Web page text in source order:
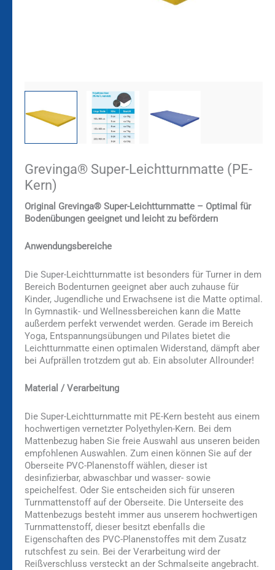
Grevinga® Super-Leichtturnmatte (PE-
Kern)
Original Grevinga® Super-Leichtturnmatte – Optimal für
Bodenübungen geeignet und leicht zu befördern
Anwendungsbereiche
Die Super-Leichtturnmatte ist besonders für Turner in dem
Bereich Bodenturnen geeignet aber auch zuhause für
Kinder, Jugendliche und Erwachsene ist die Matte optimal.
In Gymnastik- und Wellnessbereichen kann die Matte
außerdem perfekt verwendet werden. Gerade im Bereich
Yoga, Entspannungsübungen und Pilates bietet die
Leichtturnmatte einen optimalen Widerstand, dämpft aber
bei Aufprällen trotzdem gut ab. Ein absoluter Allrounder!
Material / Verarbeitung
Die Super-Leichtturnmatte mit PE-Kern besteht aus einem
hochwertigen vernetzter Polyethylen-Kern. Bei dem
Mattenbezug haben Sie freie Auswahl aus unseren beiden
empfohlenen Auswahlen. Zum einen können Sie auf der
Oberseite PVC-Planenstoff wählen, dieser ist
desinfizierbar, abwaschbar und wasser- sowie
speichelfest. Oder Sie entscheiden sich für unseren
Turnmattenstoff auf der Oberseite. Die Unterseite des
Mattenbezugs besteht immer aus unserem hochwertigen
Turnmattenstoff, dieser besitzt ebenfalls die
Eigenschaften des PVC-Planenstoffes mit dem Zusatz
rutschfest zu sein. Bei der Verarbeitung wird der
Reißverschluss versteckt an der Schmalseite angebracht.